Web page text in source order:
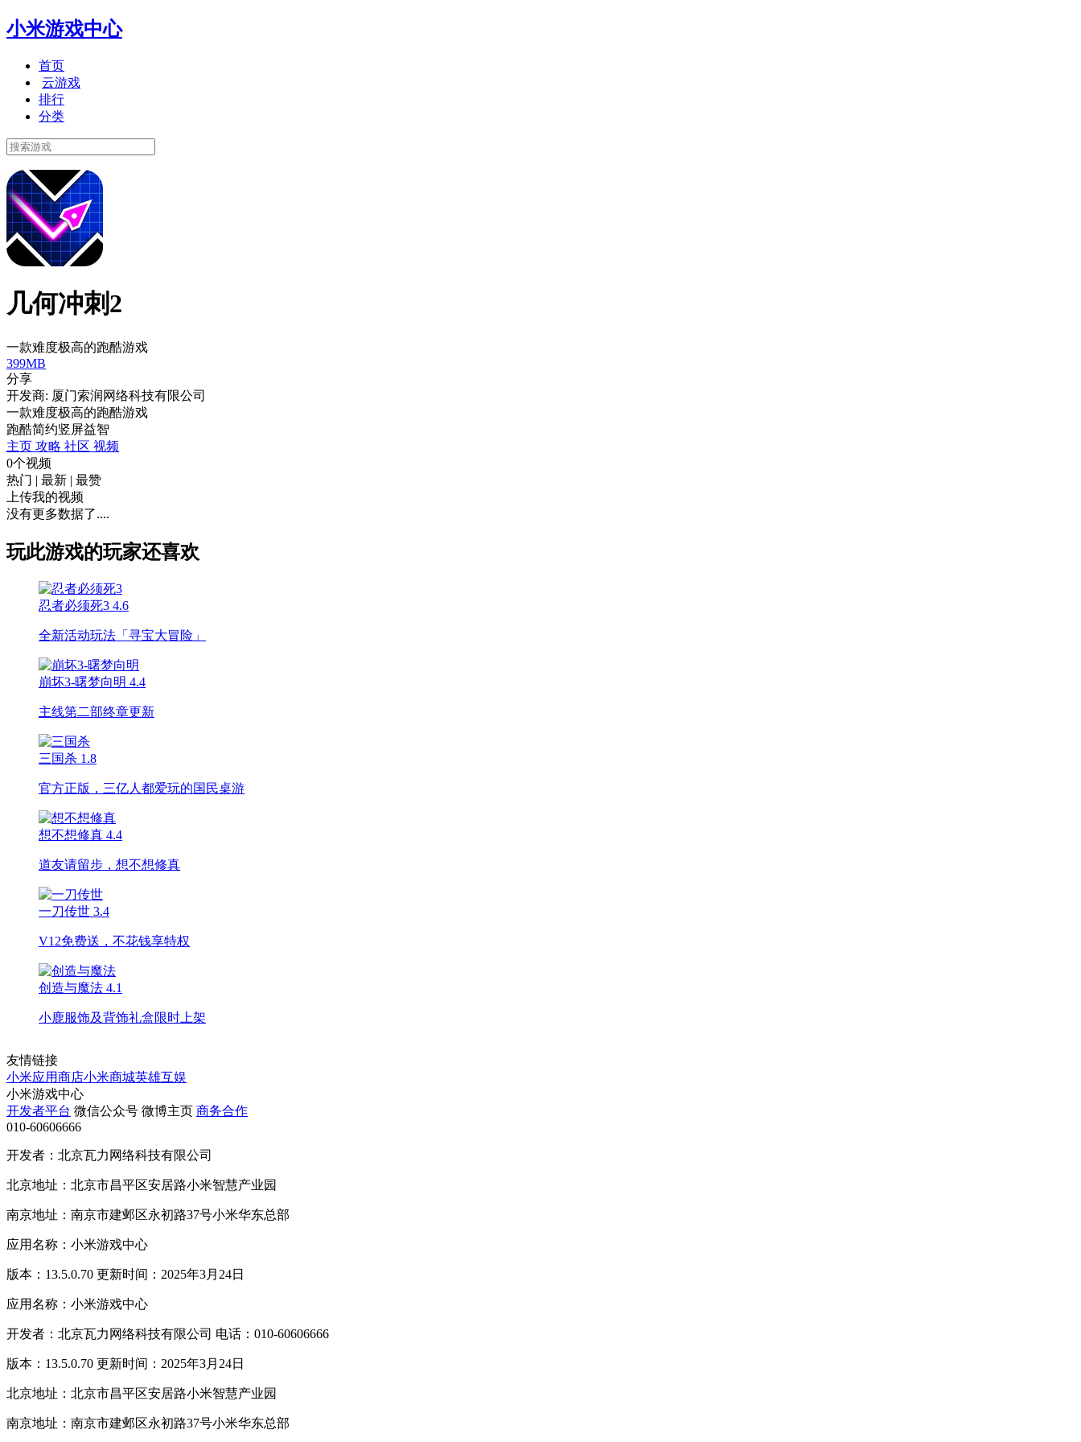
小米游戏中心
首页
云游戏
排行
分类
几何冲刺2
一款难度极高的跑酷游戏
399MB
分享
开发商: 厦门索润网络科技有限公司
一款难度极高的跑酷游戏
跑酷简约竖屏益智
主页 攻略 社区 视频
0个视频
热门 | 最新 | 最赞
上传我的视频
没有更多数据了....
玩此游戏的玩家还喜欢
忍者必须死3 4.6
全新活动玩法「寻宝大冒险」
崩坏3-曙梦向明 4.4
主线第二部终章更新
三国杀 1.8
官方正版，三亿人都爱玩的国民桌游
想不想修真 4.4
道友请留步，想不想修真
一刀传世 3.4
V12免费送，不花钱享特权
创造与魔法 4.1
小鹿服饰及背饰礼盒限时上架
友情链接
小米应用商店小米商城英雄互娱
小米游戏中心
开发者平台 微信公众号 微博主页 商务合作
010-60606666
开发者：北京瓦力网络科技有限公司
北京地址：北京市昌平区安居路小米智慧产业园
南京地址：南京市建邺区永初路37号小米华东总部
应用名称：小米游戏中心
版本：13.5.0.70 更新时间：2025年3月24日
应用名称：小米游戏中心
开发者：北京瓦力网络科技有限公司 电话：010-60606666
版本：13.5.0.70 更新时间：2025年3月24日
北京地址：北京市昌平区安居路小米智慧产业园
南京地址：南京市建邺区永初路37号小米华东总部